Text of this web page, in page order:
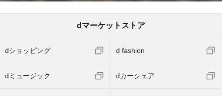
dマーケットストア
dショッピング d fashion
dミュージック dカーシェア